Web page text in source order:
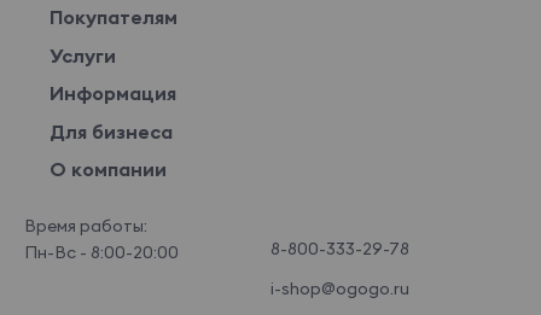
Покупателям
Услуги
Информация
Для бизнеса
О компании
Время работы:
Пн-Вс - 8:00-20:00
8-800-333-29-78
i-shop@ogogo.ru